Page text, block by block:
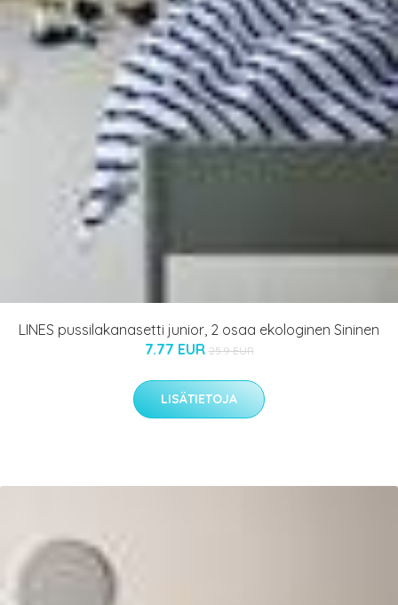
LINES pussilakanasetti junior, 2 osaa ekologinen Sininen
7.77 EUR 25.9 EUR
LISÄTIETOJA